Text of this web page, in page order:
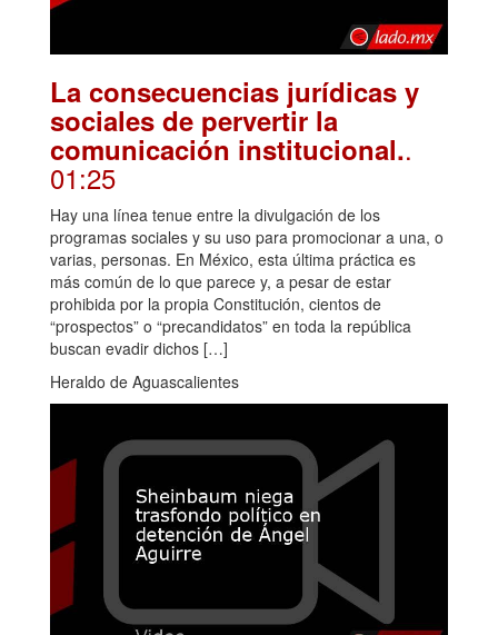
La consecuencias jurídicas y
sociales de pervertir la
comunicación institucional..
01:25
Hay una línea tenue entre la divulgación de los
programas sociales y su uso para promocionar a una, o
varias, personas. En México, esta última práctica es
más común de lo que parece y, a pesar de estar
prohibida por la propia Constitución, cientos de
“prospectos” o “precandidatos” en toda la república
buscan evadir dichos […]
Heraldo de Aguascalientes